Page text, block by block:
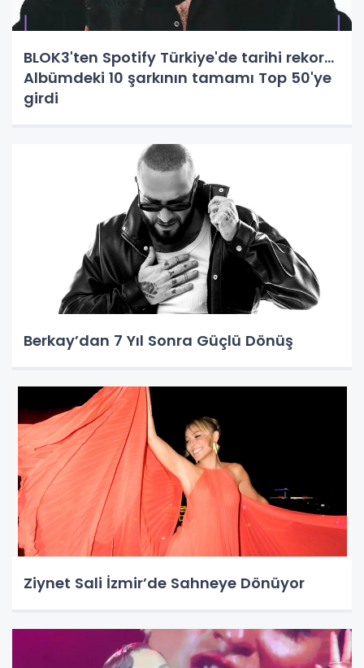
BLOK3'ten Spotify Türkiye'de tarihi rekor...
Albümdeki 10 şarkının tamamı Top 50'ye
girdi
Berkay’dan 7 Yıl Sonra Güçlü Dönüş
Ziynet Sali İzmir’de Sahneye Dönüyor